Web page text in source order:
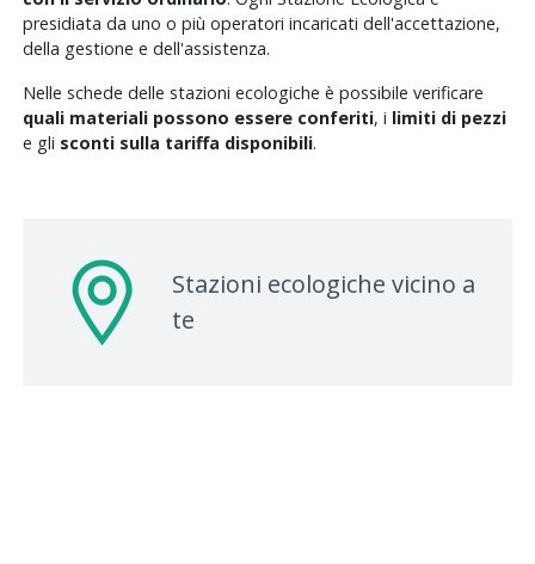
presidiata da uno o più operatori incaricati dell'accettazione,
della gestione e dell'assistenza.
Nelle schede delle stazioni ecologiche è possibile verificare
quali materiali possono essere conferiti, i limiti di pezzi
e gli sconti sulla tariffa disponibili.
Stazioni ecologiche vicino a
te